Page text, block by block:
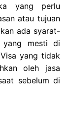
yang perlu
atau tujuan
ada syarat-
yang mesti di
yang tidak
oleh jasa
sebelum di